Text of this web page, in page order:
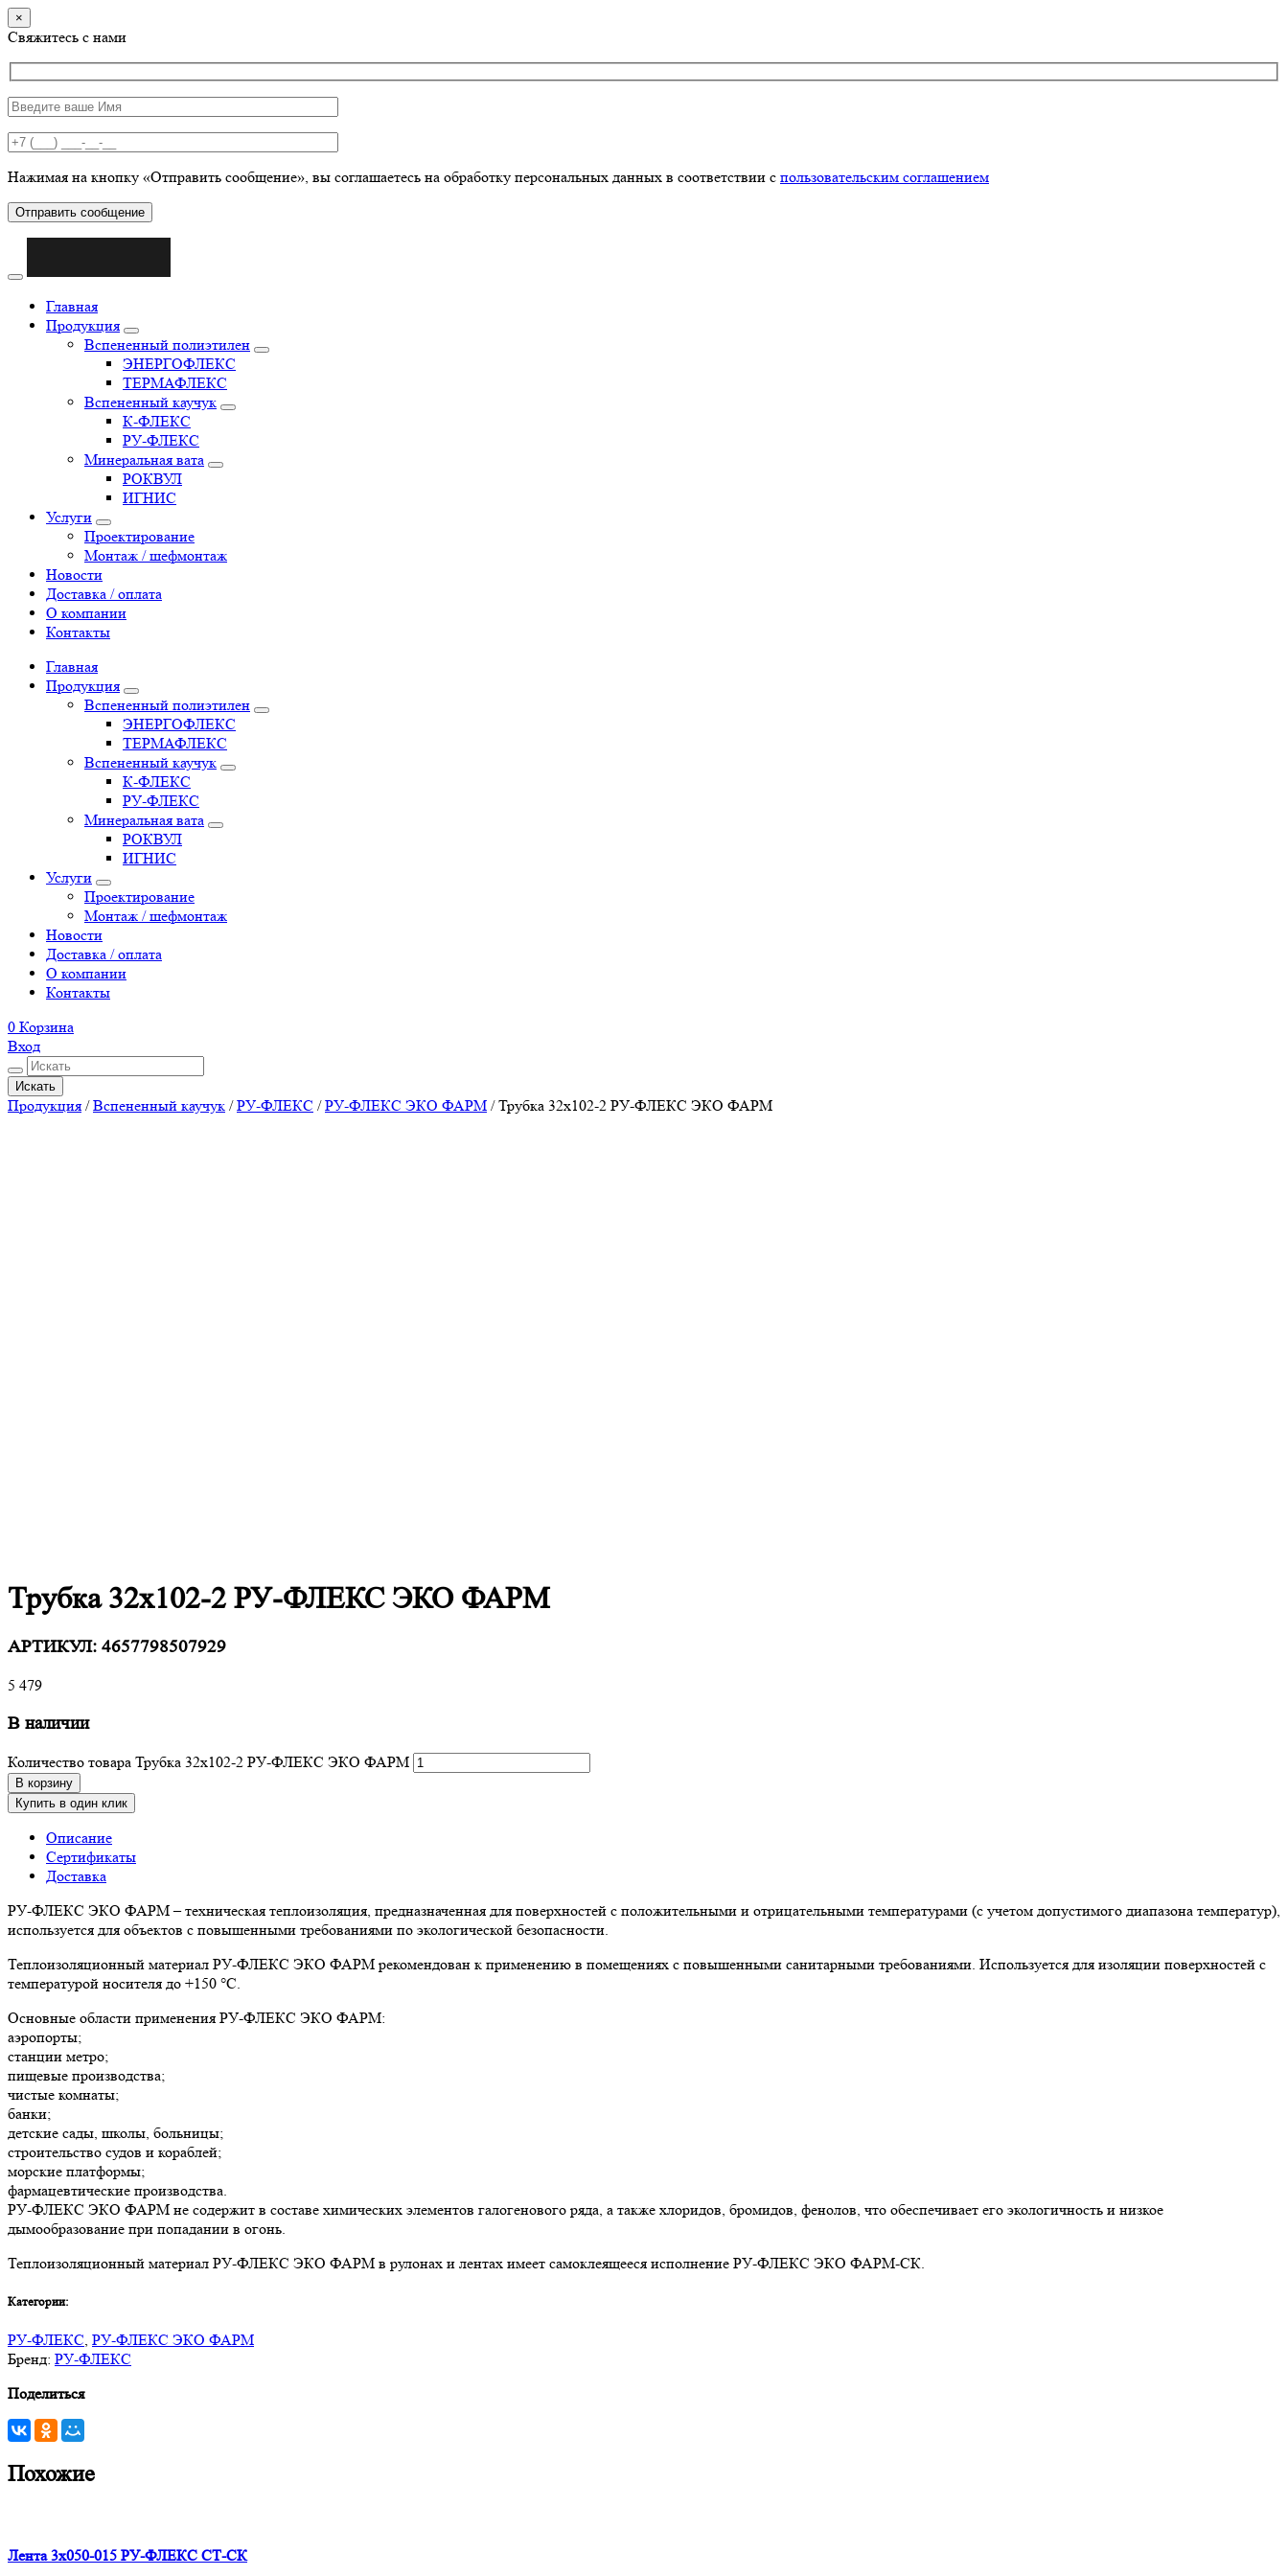
×
Свяжитесь с нами
Нажимая на кнопку «Отправить сообщение», вы соглашаетесь на обработку персональных данных в соответствии с пользовательским соглашением
Отправить сообщение
Главная
Продукция
Вспененный полиэтилен
ЭНЕРГОФЛЕКС
ТЕРМАФЛЕКС
Вспененный каучук
К-ФЛЕКС
РУ-ФЛЕКС
Минеральная вата
РОКВУЛ
ИГНИС
Услуги
Проектирование
Монтаж / шефмонтаж
Новости
Доставка / оплата
О компании
Контакты
Главная
Продукция
Вспененный полиэтилен
ЭНЕРГОФЛЕКС
ТЕРМАФЛЕКС
Вспененный каучук
К-ФЛЕКС
РУ-ФЛЕКС
Минеральная вата
РОКВУЛ
ИГНИС
Услуги
Проектирование
Монтаж / шефмонтаж
Новости
Доставка / оплата
О компании
Контакты
0 Корзина
Вход
Искать
Продукция /Вспененный каучук /РУ-ФЛЕКС /РУ-ФЛЕКС ЭКО ФАРМ /Трубка 32х102-2 РУ-ФЛЕКС ЭКО ФАРМ
Трубка 32х102-2 РУ-ФЛЕКС ЭКО ФАРМ
АРТИКУЛ: 4657798507929
5 479
В наличии
Количество товара Трубка 32х102-2 РУ-ФЛЕКС ЭКО ФАРМ
В корзину
Купить в один клик
Описание
Сертификаты
Доставка
РУ-ФЛЕКС ЭКО ФАРМ – техническая теплоизоляция, предназначенная для поверхностей с положительными и отрицательными температурами (с учетом допустимого диапазона температур),
используется для объектов с повышенными требованиями по экологической безопасности.
Теплоизоляционный материал РУ-ФЛЕКС ЭКО ФАРМ рекомендован к применению в помещениях с повышенными санитарными требованиями. Используется для изоляции поверхностей с
температурой носителя до +150 °С.
Основные области применения РУ-ФЛЕКС ЭКО ФАРМ:
аэропорты;
станции метро;
пищевые производства;
чистые комнаты;
банки;
детские сады, школы, больницы;
строительство судов и кораблей;
морские платформы;
фармацевтические производства.
РУ-ФЛЕКС ЭКО ФАРМ не содержит в составе химических элементов галогенового ряда, а также хлоридов, бромидов, фенолов, что обеспечивает его экологичность и низкое
дымообразование при попадании в огонь.
Теплоизоляционный материал РУ-ФЛЕКС ЭКО ФАРМ в рулонах и лентах имеет самоклеящееся исполнение РУ-ФЛЕКС ЭКО ФАРМ-СК.
Категории:
РУ-ФЛЕКС, РУ-ФЛЕКС ЭКО ФАРМ
Бренд: РУ-ФЛЕКС
Поделиться
Похожие
Лента 3х050-015 РУ-ФЛЕКС СТ-СК